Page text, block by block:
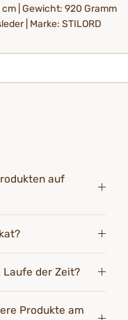
| Gewicht: 920 Gramm
| Marke: STILORD
auf
Laufe der Zeit?
Produkte am